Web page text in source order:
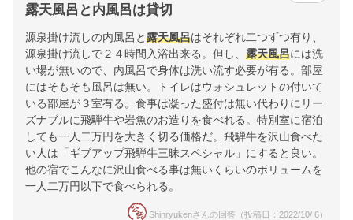
露天風呂と内風呂は貸切
源泉掛け流しの内風呂と露天風呂はそれぞれ二つずつ有り、
源泉掛け流しで２４時間入浴出来る。但し、 露天風呂には洗
い場が無いので、内風呂で身体は洗い流す必要が有る。部屋
にはそもそも風呂は無い。トイレはウォシュレットの付いて
いる部屋が３室有る。食事は凝った盛付は無い代わりにリー
ズナブルに飛騨牛や岩魚のお造りを食べれる。特別室に宿泊
しても一人二万円を大きく切る価格だ。飛騨牛を沢山食べた
い人は「ギブアップ飛騨牛三昧スペシャル」にすると良い。
他の宿でこんなに沢山食べる事は無いくらいのボリュームを
一人二万円以下で食べられる。
Shinryukenさんの回答（投稿日：2022/10/ 6）